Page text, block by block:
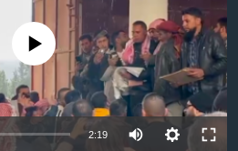
currently available
2:19